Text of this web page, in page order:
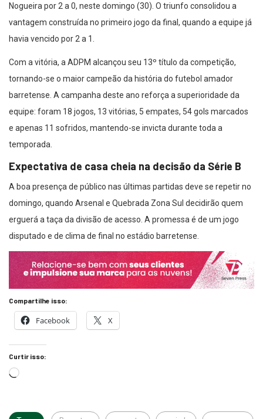
Nogueira por 2 a 0, neste domingo (30). O triunfo consolidou a
vantagem construída no primeiro jogo da final, quando a equipe já
havia vencido por 2 a 1.
Com a vitória, a ADPM alcançou seu 13º título da competição,
tornando-se o maior campeão da história do futebol amador
barretense. A campanha deste ano reforça a superioridade da
equipe: foram 18 jogos, 13 vitórias, 5 empates, 54 gols marcados
e apenas 11 sofridos, mantendo-se invicta durante toda a
temporada.
Expectativa de casa cheia na decisão da Série B
A boa presença de público nas últimas partidas deve se repetir no
domingo, quando Arsenal e Quebrada Zona Sul decidirão quem
erguerá a taça da divisão de acesso. A promessa é de um jogo
disputado e de clima de final no estádio barretense.
Compartilhe isso:
Facebook X
Curtir isso: